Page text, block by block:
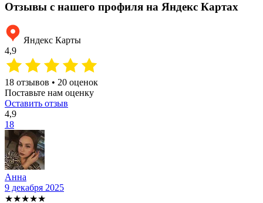
Отзывы с нашего профиля на Яндекс Картах
Яндекс Карты
4,9
18 отзывов • 20 оценок
Поставьте нам оценку
Оставить отзыв
4,9
18
Анна
9 декабря 2025
★★★★★